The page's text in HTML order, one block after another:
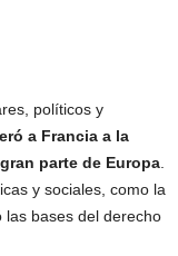
políticos y
a Francia a la
parte de Europa
y sociales, como la
las bases del derecho